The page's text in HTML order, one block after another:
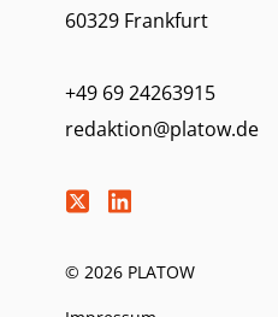
60329 Frankfurt
+49 69 24263915
redaktion@platow.de
© 2026 PLATOW